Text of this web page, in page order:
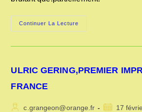
Continuer La Lecture
FABRIQUAIT-
EN
ULRIC GERING,PREMIER
FRANCE
Auteur/autrice
c.grangeon@orange.fr
Publication
17